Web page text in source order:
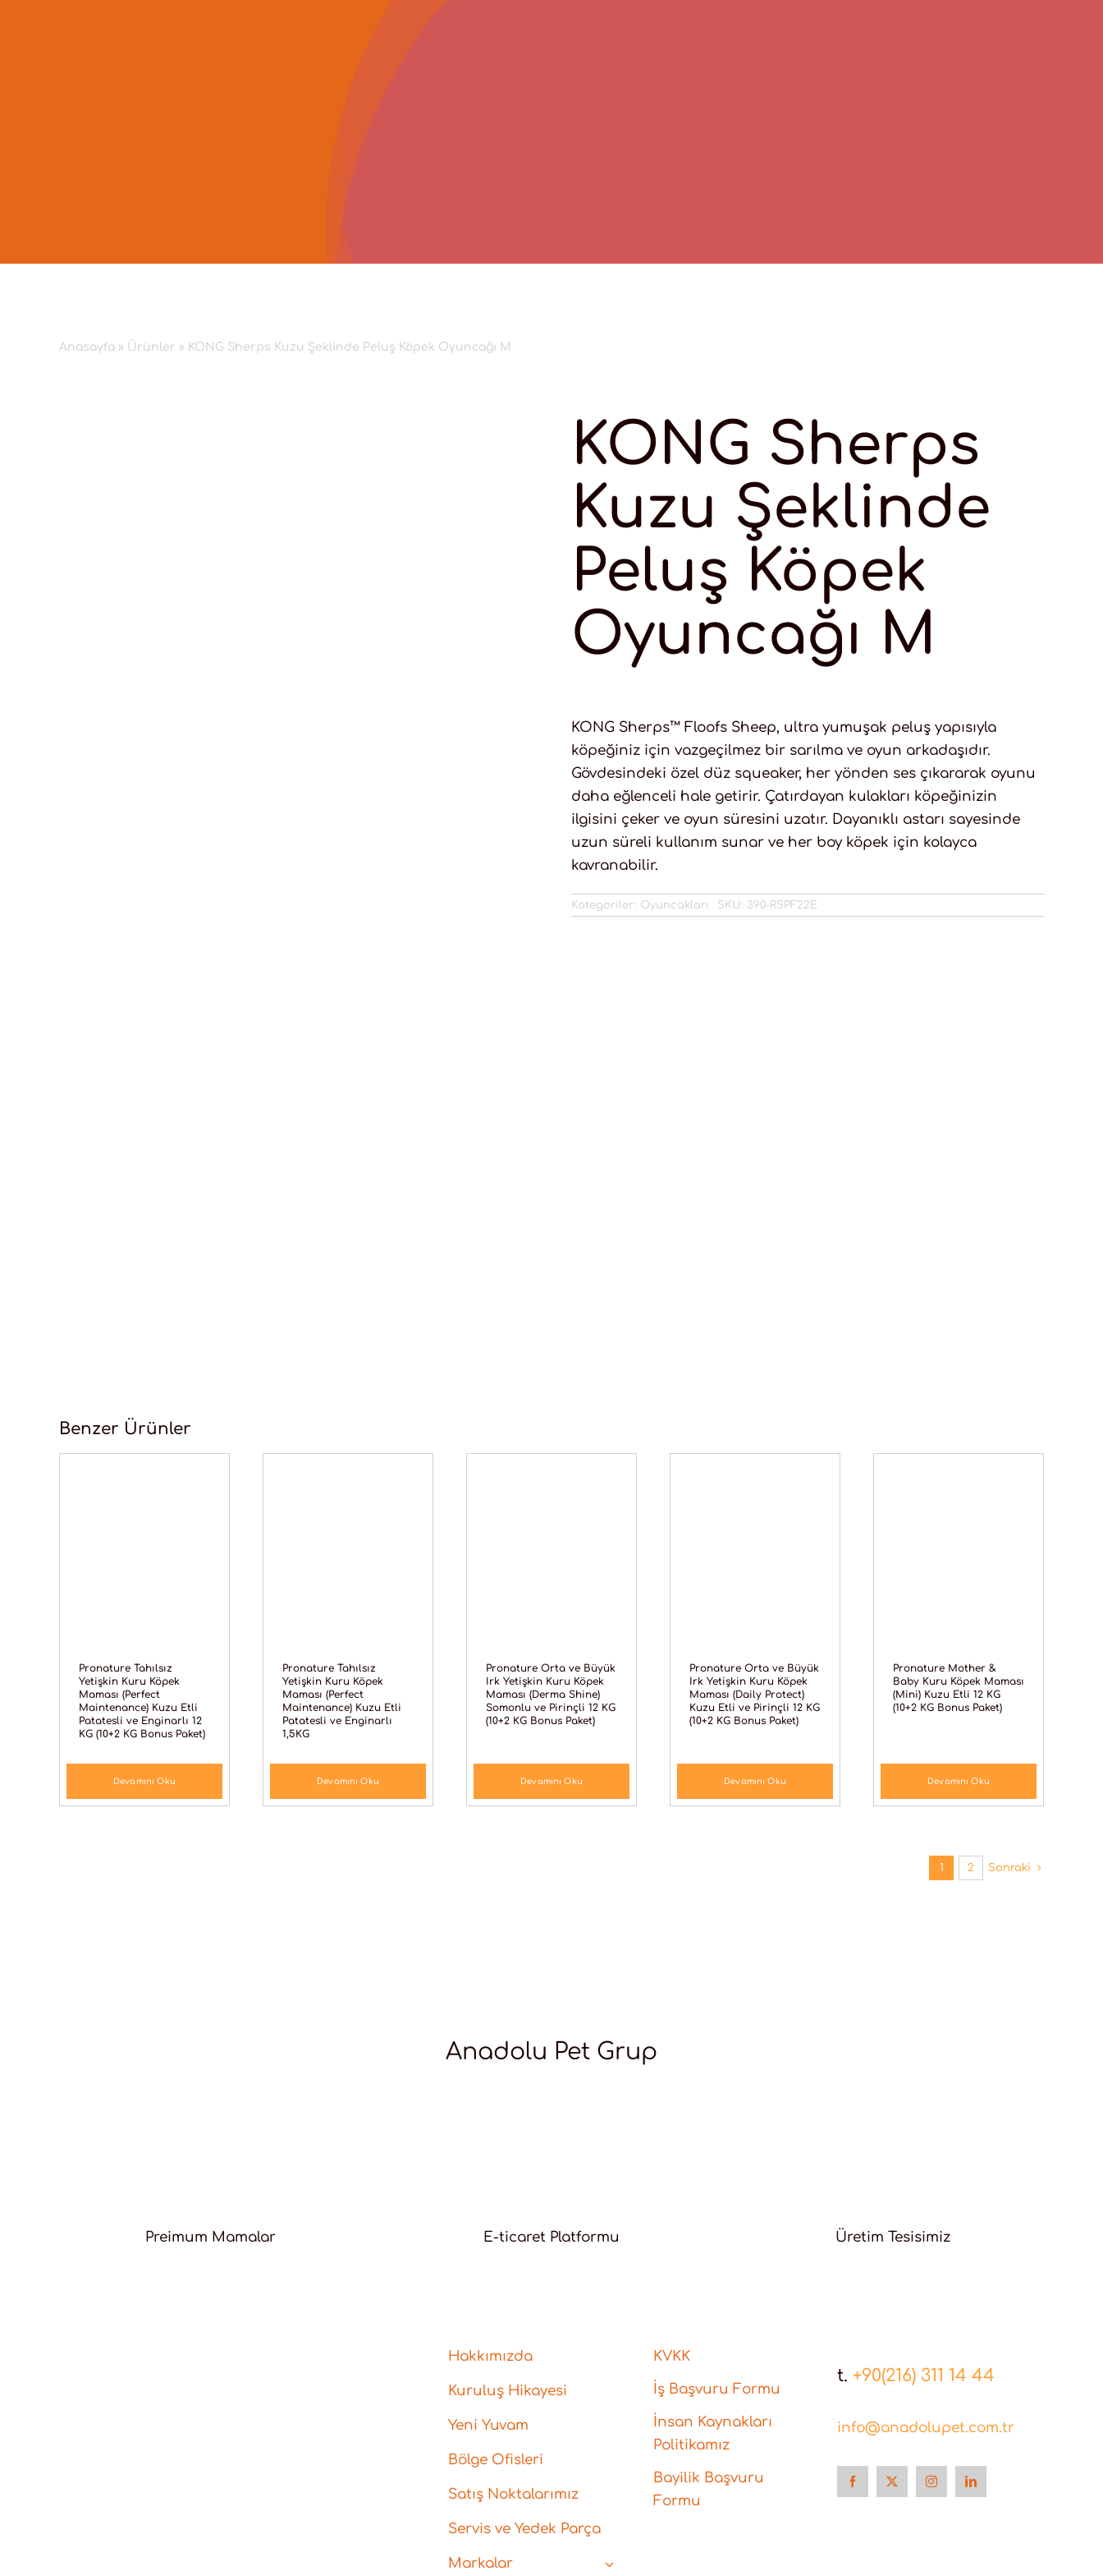
Anasayfa» Ürünler » KONG Sherps Kuzu Şeklinde Peluş Köpek Oyuncağı M
KONG Sherps
Kuzu Şeklinde
Peluş Köpek
Oyuncağı M
KONG Sherps™ Floofs Sheep, ultra yumuşak peluş yapısıyla
köpeğiniz için vazgeçilmez bir sarılma ve oyun arkadaşıdır.
Gövdesindeki özel düz squeaker, her yönden ses çıkararak oyunu
daha eğlenceli hale getirir. Çatırdayan kulakları köpeğinizin
ilgisini çeker ve oyun süresini uzatır. Dayanıklı astarı sayesinde
uzun süreli kullanım sunar ve her boy köpek için kolayca
kavranabilir.
Kategoriler: Oyuncakları SKU: 390-RSPF22E
Benzer Ürünler
Pronature Tahılsız
Yetişkin Kuru Köpek
Maması (Perfect
Maintenance) Kuzu Etli
Patatesli ve Enginarlı 12
KG (10+2 KG Bonus Paket)
Devamını Oku
Pronature Tahılsız
Yetişkin Kuru Köpek
Maması (Perfect
Maintenance) Kuzu Etli
Patatesli ve Enginarlı
1,5KG
Devamını Oku
Pronature Orta ve Büyük
Irk Yetişkin Kuru Köpek
Maması (Derma Shine)
Somonlu ve Pirinçli 12 KG
(10+2 KG Bonus Paket)
Devamını Oku
Pronature Orta ve Büyük
Irk Yetişkin Kuru Köpek
Maması (Daily Protect)
Kuzu Etli ve Pirinçli 12 KG
(10+2 KG Bonus Paket)
Devamını Oku
Pronature Mother &
Baby Kuru Köpek Maması
(Mini) Kuzu Etli 12 KG
(10+2 KG Bonus Paket)
Devamını Oku
1 2 Sonraki
Anadolu Pet Grup
Preimum Mamalar E-ticaret Platformu Üretim Tesisimiz
Hakkımızda
Kuruluş Hikayesi
Yeni Yuvam
Bölge Ofisleri
Satış Noktalarımız
Servis ve Yedek Parça
Markalar
KVKK
İş Başvuru Formu
İnsan Kaynakları
Politikamız
Bayilik Başvuru
Formu
t. +90(216) 311 14 44
info@anadolupet.com.tr